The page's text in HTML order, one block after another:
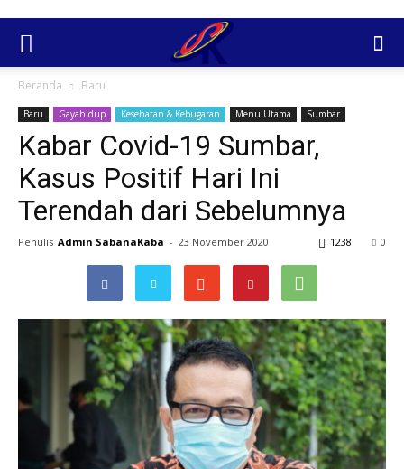
Beranda Baru
Baru Gayahidup Kesehatan & Kebugaran Menu Utama Sumbar
Kabar Covid-19 Sumbar,
Kasus Positif Hari Ini
Terendah dari Sebelumnya
Penulis Admin SabanaKaba - 23 November 2020 0
1238